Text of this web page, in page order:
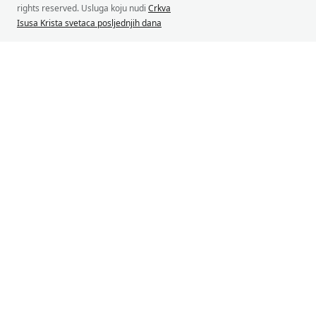
rights reserved. Usluga koju nudi Crkva
Isusa Krista svetaca posljednjih dana